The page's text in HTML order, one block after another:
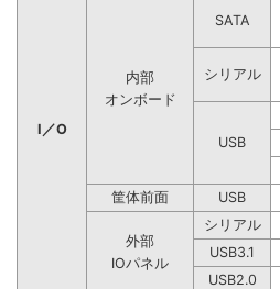
I／O
内部
オンボード
SATA
シリアル
USB
筐体前面
USB
外部
IOパネル
シリアル
USB3.1
USB2.0